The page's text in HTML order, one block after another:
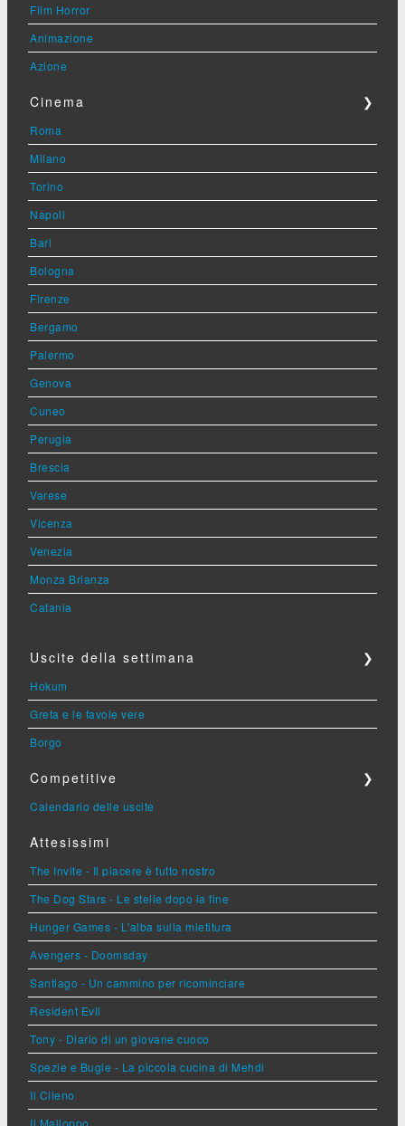
Film Horror
Animazione
Azione
Cinema ❯
Roma
Milano
Torino
Napoli
Bari
Bologna
Firenze
Bergamo
Palermo
Genova
Cuneo
Perugia
Brescia
Varese
Vicenza
Venezia
Monza Brianza
Catania
Uscite della settimana ❯
Hokum
Greta e le favole vere
Borgo
Competitive ❯
Calendario delle uscite
Attesissimi
The Invite - Il piacere è tutto nostro
The Dog Stars - Le stelle dopo la fine
Hunger Games - L'alba sulla mietitura
Avengers - Doomsday
Santiago - Un cammino per ricominciare
Resident Evil
Tony - Diario di un giovane cuoco
Spezie e Bugie - La piccola cucina di Mehdi
Il Cileno
Il Malloppo